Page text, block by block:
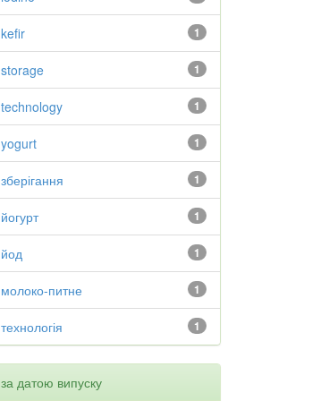
1
kefir
1
storage
1
technology
1
yogurt
1
зберігання
1
йогурт
1
йод
1
молоко-питне
1
технологія
за датою випуску